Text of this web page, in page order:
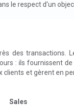
le respect d'un
des transactions.
: ils fournissent
et gèrent en
Sales